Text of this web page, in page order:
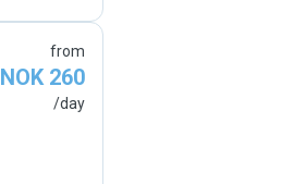
from
NOK 260
/day